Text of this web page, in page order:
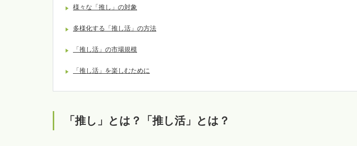
様々な「推し」の対象
多様化する「推し活」の方法
「推し活」の市場規模
「推し活」を楽しむために
「推し」とは？「推し活」とは？